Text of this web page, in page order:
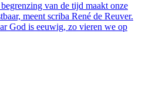
van de tijd maakt onze
meent scriba René de Reuver.
God is eeuwig, zo vieren we op